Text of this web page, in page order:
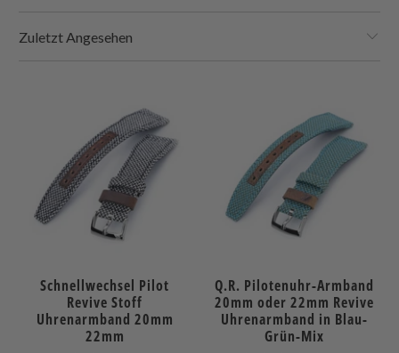
Zuletzt Angesehen
Schnellwechsel Pilot
Revive Stoff
Uhrenarmband 20mm
22mm
Q.R. Pilotenuhr-Armband
20mm oder 22mm Revive
Uhrenarmband in Blau-
Grün-Mix